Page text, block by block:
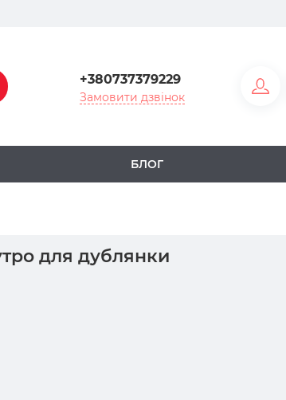
+380737379229
Замовити дзвінок
БЛОГ
для дублянки